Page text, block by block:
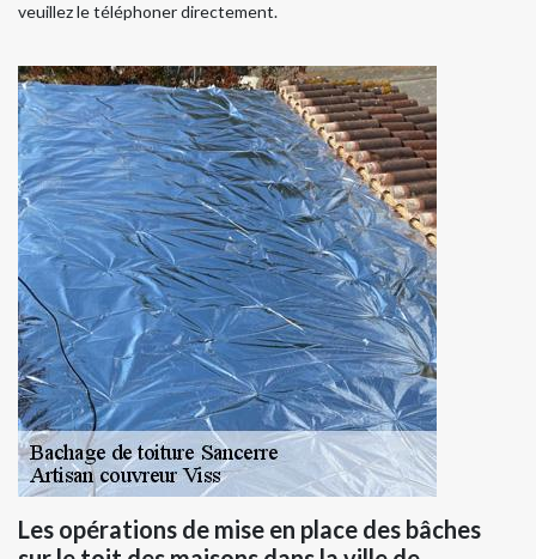
veuillez le téléphoner directement.
Les opérations de mise en place des bâches